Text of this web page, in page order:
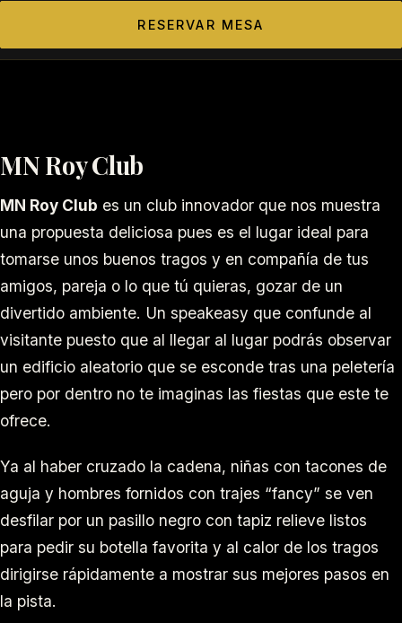
RESERVAR MESA
MN Roy Club
MN Roy Club es un club innovador que nos muestra
una propuesta deliciosa pues es el lugar ideal para
tomarse unos buenos tragos y en compañía de tus
amigos, pareja o lo que tú quieras, gozar de un
divertido ambiente. Un speakeasy que confunde al
visitante puesto que al llegar al lugar podrás observar
un edificio aleatorio que se esconde tras una peletería
pero por dentro no te imaginas las fiestas que este te
ofrece.
Ya al haber cruzado la cadena, niñas con tacones de
aguja y hombres fornidos con trajes “fancy” se ven
desfilar por un pasillo negro con tapiz relieve listos
para pedir su botella favorita y al calor de los tragos
dirigirse rápidamente a mostrar sus mejores pasos en
la pista.